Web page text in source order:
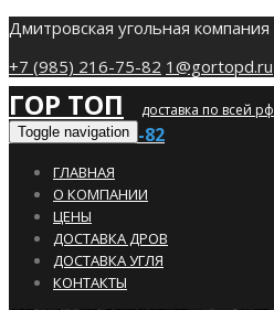
Дмитровская угольная компания
+7 (985) 216-75-82 1@gortopd.ru
ГОР ТОП доставка по всей рф
+7 (985) 216-75-82
Toggle navigation
ГЛАВНАЯ
О КОМПАНИИ
ЦЕНЫ
ДОСТАВКА ДРОВ
ДОСТАВКА УГЛЯ
КОНТАКТЫ